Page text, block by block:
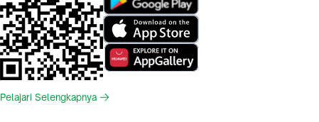
Pelajari Selengkapnya